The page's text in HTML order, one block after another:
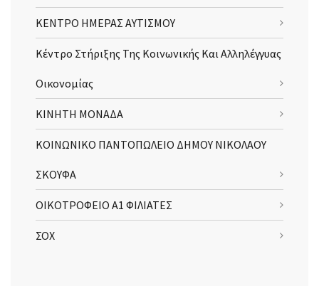
ΚΕΝΤΡΟ ΗΜΕΡΑΣ ΑΥΤΙΣΜΟΥ
Κέντρο Στήριξης Της Κοινωνικής Και Αλληλέγγυας
Οικονομίας
ΚΙΝΗΤΗ ΜΟΝΑΔΑ
ΚΟΙΝΩΝΙΚΟ ΠΑΝΤΟΠΩΛΕΙΟ ΔΗΜΟΥ ΝΙΚΟΛΑΟΥ
ΣΚΟΥΦΑ
ΟΙΚΟΤΡΟΦΕΙΟ Α1 ΦΙΛΙΑΤΕΣ
ΣΟΧ